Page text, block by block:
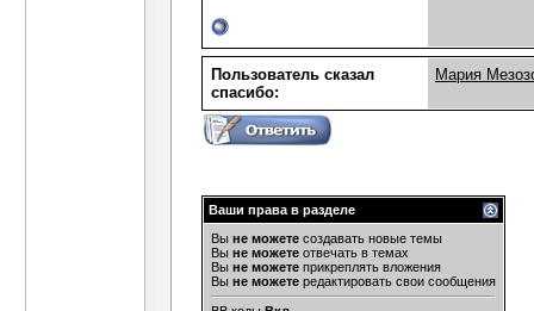
Пользователь сказал
cпасибо:
Мария
Ваши права в разделе
Вы не можете создавать новые темы
Вы не можете отвечать в темах
Вы не можете прикреплять вложения
Вы не можете редактировать свои сообщения